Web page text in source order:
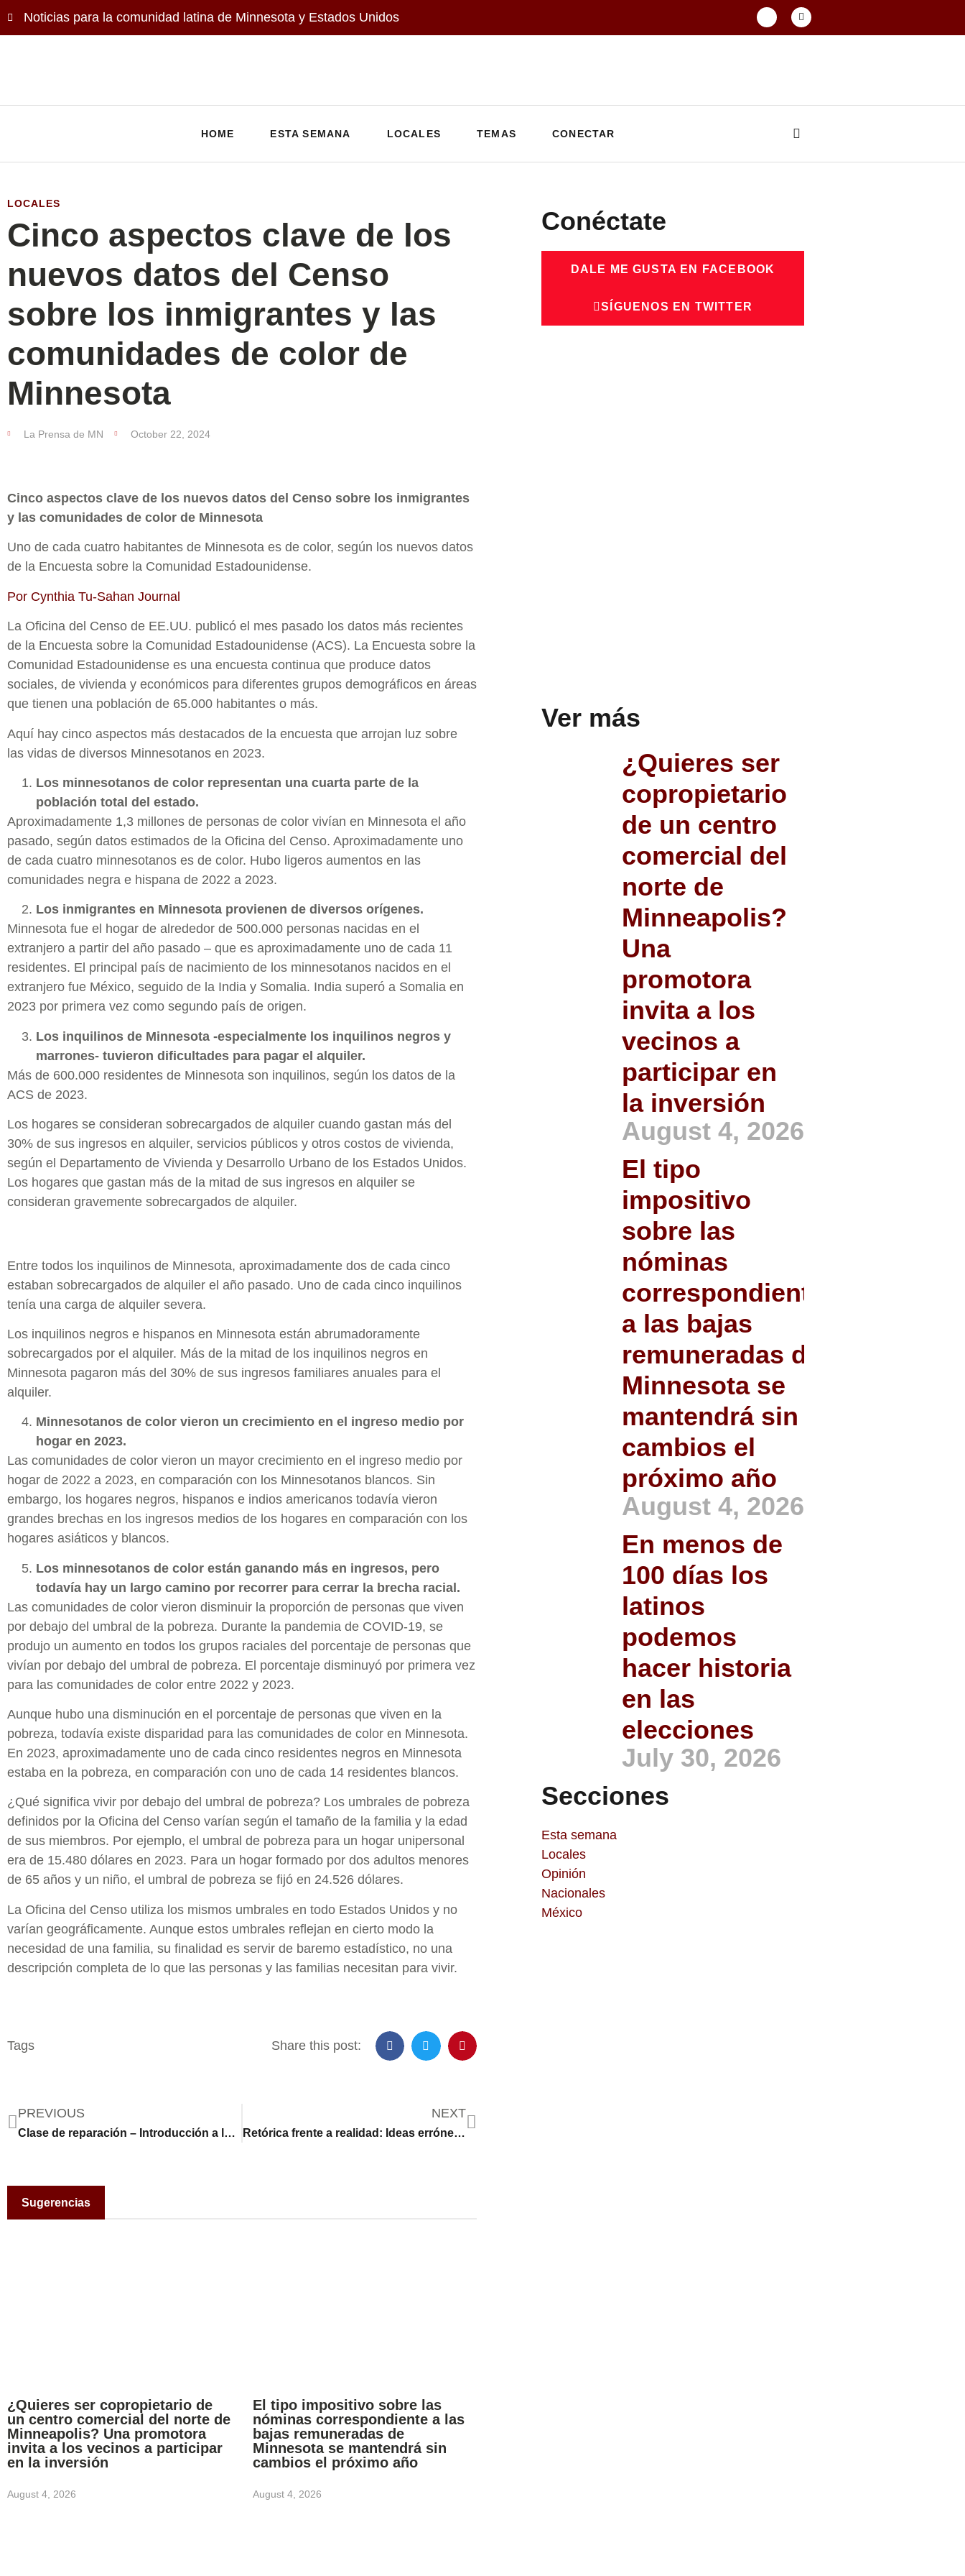
Noticias para la comunidad latina de Minnesota y Estados Unidos
HOME ESTA SEMANA LOCALES TEMAS CONECTAR
LOCALES
Cinco aspectos clave de los
nuevos datos del Censo
sobre los inmigrantes y las
comunidades de color de
Minnesota
La Prensa de MN October 22, 2024
Cinco aspectos clave de los nuevos datos del Censo sobre los inmigrantes
y las comunidades de color de Minnesota
Uno de cada cuatro habitantes de Minnesota es de color, según los nuevos datos
de la Encuesta sobre la Comunidad Estadounidense.
Por Cynthia Tu-Sahan Journal
La Oficina del Censo de EE.UU. publicó el mes pasado los datos más recientes
de la Encuesta sobre la Comunidad Estadounidense (ACS). La Encuesta sobre la
Comunidad Estadounidense es una encuesta continua que produce datos
sociales, de vivienda y económicos para diferentes grupos demográficos en áreas
que tienen una población de 65.000 habitantes o más.
Aquí hay cinco aspectos más destacados de la encuesta que arrojan luz sobre
las vidas de diversos Minnesotanos en 2023.
Los minnesotanos de color representan una cuarta parte de la
población total del estado.
Aproximadamente 1,3 millones de personas de color vivían en Minnesota el año
pasado, según datos estimados de la Oficina del Censo. Aproximadamente uno
de cada cuatro minnesotanos es de color. Hubo ligeros aumentos en las
comunidades negra e hispana de 2022 a 2023.
Los inmigrantes en Minnesota provienen de diversos orígenes.
Minnesota fue el hogar de alrededor de 500.000 personas nacidas en el
extranjero a partir del año pasado – que es aproximadamente uno de cada 11
residentes. El principal país de nacimiento de los minnesotanos nacidos en el
extranjero fue México, seguido de la India y Somalia. India superó a Somalia en
2023 por primera vez como segundo país de origen.
Los inquilinos de Minnesota -especialmente los inquilinos negros y
marrones- tuvieron dificultades para pagar el alquiler.
Más de 600.000 residentes de Minnesota son inquilinos, según los datos de la
ACS de 2023.
Los hogares se consideran sobrecargados de alquiler cuando gastan más del
30% de sus ingresos en alquiler, servicios públicos y otros costos de vivienda,
según el Departamento de Vivienda y Desarrollo Urbano de los Estados Unidos.
Los hogares que gastan más de la mitad de sus ingresos en alquiler se
consideran gravemente sobrecargados de alquiler.
Entre todos los inquilinos de Minnesota, aproximadamente dos de cada cinco
estaban sobrecargados de alquiler el año pasado. Uno de cada cinco inquilinos
tenía una carga de alquiler severa.
Los inquilinos negros e hispanos en Minnesota están abrumadoramente
sobrecargados por el alquiler. Más de la mitad de los inquilinos negros en
Minnesota pagaron más del 30% de sus ingresos familiares anuales para el
alquiler.
Minnesotanos de color vieron un crecimiento en el ingreso medio por
hogar en 2023.
Las comunidades de color vieron un mayor crecimiento en el ingreso medio por
hogar de 2022 a 2023, en comparación con los Minnesotanos blancos. Sin
embargo, los hogares negros, hispanos e indios americanos todavía vieron
grandes brechas en los ingresos medios de los hogares en comparación con los
hogares asiáticos y blancos.
Los minnesotanos de color están ganando más en ingresos, pero
todavía hay un largo camino por recorrer para cerrar la brecha racial.
Las comunidades de color vieron disminuir la proporción de personas que viven
por debajo del umbral de la pobreza. Durante la pandemia de COVID-19, se
produjo un aumento en todos los grupos raciales del porcentaje de personas que
vivían por debajo del umbral de pobreza. El porcentaje disminuyó por primera vez
para las comunidades de color entre 2022 y 2023.
Aunque hubo una disminución en el porcentaje de personas que viven en la
pobreza, todavía existe disparidad para las comunidades de color en Minnesota.
En 2023, aproximadamente uno de cada cinco residentes negros en Minnesota
estaba en la pobreza, en comparación con uno de cada 14 residentes blancos.
¿Qué significa vivir por debajo del umbral de pobreza? Los umbrales de pobreza
definidos por la Oficina del Censo varían según el tamaño de la familia y la edad
de sus miembros. Por ejemplo, el umbral de pobreza para un hogar unipersonal
era de 15.480 dólares en 2023. Para un hogar formado por dos adultos menores
de 65 años y un niño, el umbral de pobreza se fijó en 24.526 dólares.
La Oficina del Censo utiliza los mismos umbrales en todo Estados Unidos y no
varían geográficamente. Aunque estos umbrales reflejan en cierto modo la
necesidad de una familia, su finalidad es servir de baremo estadístico, no una
descripción completa de lo que las personas y las familias necesitan para vivir.
Tags Share this post:
PREVIOUS
Clase de reparación – Introducción a las máquinas de coser
NEXT
Retórica frente a realidad: Ideas erróneas sobre la inmigración
Sugerencias
¿Quieres ser copropietario de
un centro comercial del norte de
Minneapolis? Una promotora
invita a los vecinos a participar
en la inversión
August 4, 2026
El tipo impositivo sobre las
nóminas correspondiente a las
bajas remuneradas de
Minnesota se mantendrá sin
cambios el próximo año
August 4, 2026
Conéctate
DALE ME GUSTA EN FACEBOOK
SÍGUENOS EN TWITTER
Ver más
¿Quieres ser
copropietario
de un centro
comercial del
norte de
Minneapolis?
Una
promotora
invita a los
vecinos a
participar en
la inversión
August 4, 2026
El tipo
impositivo
sobre las
nóminas
correspondiente
a las bajas
remuneradas de
Minnesota se
mantendrá sin
cambios el
próximo año
August 4, 2026
En menos de
100 días los
latinos
podemos
hacer historia
en las
elecciones
July 30, 2026
Secciones
Esta semana
Locales
Opinión
Nacionales
México